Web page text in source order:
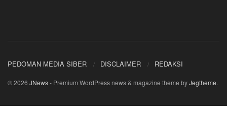
PEDOMAN MEDIA SIBER DISCLAIMER REDAKSI
© 2026 JNews- Premium WordPress news & magazine theme byJegtheme.